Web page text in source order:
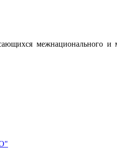
межнационального и